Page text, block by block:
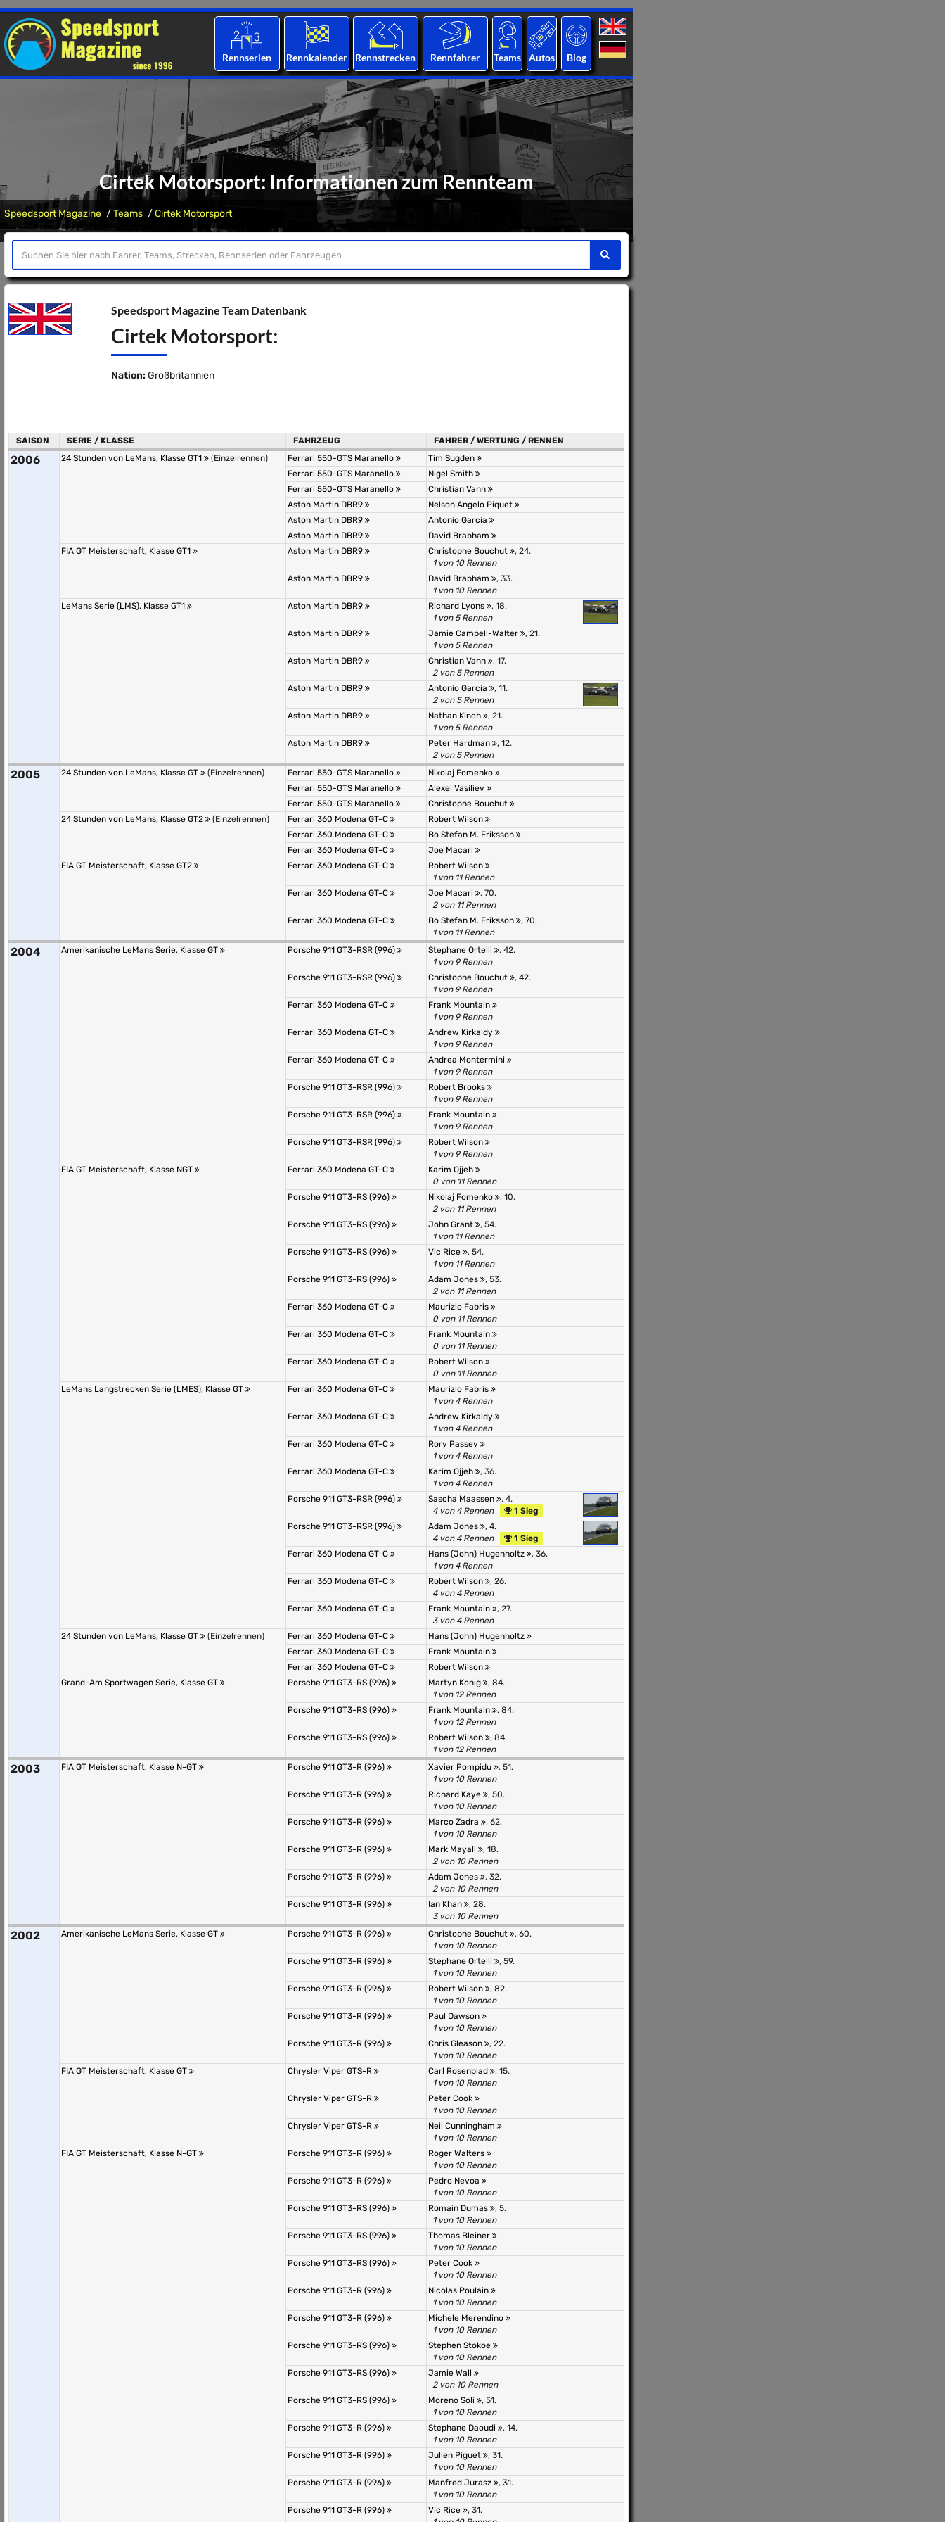
Rennserien Rennkalender Rennstrecken Rennfahrer Teams Autos Blog
Cirtek Motorsport: Informationen zum Rennteam
Speedsport Magazine Teams Cirtek Motorsport
Speedsport Magazine Team Datenbank
Cirtek Motorsport:
Nation: Großbritannien
SAISON SERIE / KLASSE FAHRZEUG FAHRER / WERTUNG / RENNEN
2006 24 Stunden von LeMans, Klasse GT1 (Einzelrennen) Ferrari 550-GTS Maranello
Tim Sugden
Ferrari 550-GTS Maranello
Nigel Smith
Ferrari 550-GTS Maranello
Christian Vann
Aston Martin DBR9
Nelson Angelo Piquet
Aston Martin DBR9
Antonio Garcia
Aston Martin DBR9
David Brabham
FIA GT Meisterschaft, Klasse GT1
Aston Martin DBR9 Christophe Bouchut
, 24.
1 von 10 Rennen
Aston Martin DBR9
David Brabham
, 33.
1 von 10 Rennen
LeMans Serie (LMS), Klasse GT1
Aston Martin DBR9 Richard Lyons
, 18.
1 von 5 Rennen
Aston Martin DBR9
Jamie Campell-Walter
, 21.
1 von 5 Rennen
Aston Martin DBR9
Christian Vann
, 17.
2 von 5 Rennen
Aston Martin DBR9
Antonio Garcia
, 11.
2 von 5 Rennen
Aston Martin DBR9
Nathan Kinch
, 21.
1 von 5 Rennen
Aston Martin DBR9
Peter Hardman
, 12.
2 von 5 Rennen
2005 24 Stunden von LeMans, Klasse GT (Einzelrennen) Ferrari 550-GTS Maranello
Nikolaj Fomenko
Ferrari 550-GTS Maranello
Alexei Vasiliev
Ferrari 550-GTS Maranello
Christophe Bouchut
24 Stunden von LeMans, Klasse GT2
(Einzelrennen) Ferrari 360 Modena GT-C
Robert Wilson
Ferrari 360 Modena GT-C
Bo Stefan M. Eriksson
Ferrari 360 Modena GT-C
Joe Macari
FIA GT Meisterschaft, Klasse GT2
Ferrari 360 Modena GT-C
Robert Wilson
1 von 11 Rennen
Ferrari 360 Modena GT-C
Joe Macari
, 70.
2 von 11 Rennen
Ferrari 360 Modena GT-C
Bo Stefan M. Eriksson
, 70.
1 von 11 Rennen
2004 Amerikanische LeMans Serie, Klasse GT Porsche 911 GT3-RSR (996) Stephane Ortelli
, 42.
1 von 9 Rennen
Porsche 911 GT3-RSR (996)
Christophe Bouchut
, 42.
1 von 9 Rennen
Ferrari 360 Modena GT-C
Frank Mountain
1 von 9 Rennen
Ferrari 360 Modena GT-C
Andrew Kirkaldy
1 von 9 Rennen
Ferrari 360 Modena GT-C
Andrea Montermini
1 von 9 Rennen
Porsche 911 GT3-RSR (996)
Robert Brooks
1 von 9 Rennen
Porsche 911 GT3-RSR (996)
Frank Mountain
1 von 9 Rennen
Porsche 911 GT3-RSR (996)
Robert Wilson
1 von 9 Rennen
FIA GT Meisterschaft, Klasse NGT
Ferrari 360 Modena GT-C
Karim Ojjeh
0 von 11 Rennen
Porsche 911 GT3-RS (996)
Nikolaj Fomenko
, 10.
2 von 11 Rennen
Porsche 911 GT3-RS (996)
John Grant
, 54.
1 von 11 Rennen
Porsche 911 GT3-RS (996)
Vic Rice
, 54.
1 von 11 Rennen
Porsche 911 GT3-RS (996)
Adam Jones
, 53.
2 von 11 Rennen
Ferrari 360 Modena GT-C
Maurizio Fabris
0 von 11 Rennen
Ferrari 360 Modena GT-C
Frank Mountain
0 von 11 Rennen
Ferrari 360 Modena GT-C
Robert Wilson
0 von 11 Rennen
LeMans Langstrecken Serie (LMES), Klasse GT
Ferrari 360 Modena GT-C
Maurizio Fabris
1 von 4 Rennen
Ferrari 360 Modena GT-C
Andrew Kirkaldy
1 von 4 Rennen
Ferrari 360 Modena GT-C
Rory Passey
1 von 4 Rennen
Ferrari 360 Modena GT-C
Karim Ojjeh
, 36.
1 von 4 Rennen
Porsche 911 GT3-RSR (996)
Sascha Maassen
, 4.
4 von 4 Rennen
1 Sieg
Porsche 911 GT3-RSR (996)
Adam Jones
, 4.
4 von 4 Rennen
1 Sieg
Ferrari 360 Modena GT-C
Hans (John) Hugenholtz
, 36.
1 von 4 Rennen
Ferrari 360 Modena GT-C
Robert Wilson
, 26.
4 von 4 Rennen
Ferrari 360 Modena GT-C
Frank Mountain
, 27.
3 von 4 Rennen
24 Stunden von LeMans, Klasse GT
(Einzelrennen) Ferrari 360 Modena GT-C
Hans (John) Hugenholtz
Ferrari 360 Modena GT-C
Frank Mountain
Ferrari 360 Modena GT-C
Robert Wilson
Grand-Am Sportwagen Serie, Klasse GT
Porsche 911 GT3-RS (996) Martyn Konig
, 84.
1 von 12 Rennen
Porsche 911 GT3-RS (996)
Frank Mountain
, 84.
1 von 12 Rennen
Porsche 911 GT3-RS (996)
Robert Wilson
, 84.
1 von 12 Rennen
2003 FIA GT Meisterschaft, Klasse N-GT Porsche 911 GT3-R (996) Xavier Pompidu
, 51.
1 von 10 Rennen
Porsche 911 GT3-R (996)
Richard Kaye
, 50.
1 von 10 Rennen
Porsche 911 GT3-R (996)
Marco Zadra
, 62.
1 von 10 Rennen
Porsche 911 GT3-R (996)
Mark Mayall
, 18.
2 von 10 Rennen
Porsche 911 GT3-R (996)
Adam Jones
, 32.
2 von 10 Rennen
Porsche 911 GT3-R (996)
Ian Khan
, 28.
3 von 10 Rennen
2002 Amerikanische LeMans Serie, Klasse GT Porsche 911 GT3-R (996) Christophe Bouchut
, 60.
1 von 10 Rennen
Porsche 911 GT3-R (996)
Stephane Ortelli
, 59.
1 von 10 Rennen
Porsche 911 GT3-R (996)
Robert Wilson
, 82.
1 von 10 Rennen
Porsche 911 GT3-R (996)
Paul Dawson
1 von 10 Rennen
Porsche 911 GT3-R (996)
Chris Gleason
, 22.
1 von 10 Rennen
FIA GT Meisterschaft, Klasse GT
Chrysler Viper GTS-R Carl Rosenblad
, 15.
1 von 10 Rennen
Chrysler Viper GTS-R
Peter Cook
1 von 10 Rennen
Chrysler Viper GTS-R
Neil Cunningham
1 von 10 Rennen
FIA GT Meisterschaft, Klasse N-GT
Porsche 911 GT3-R (996)
Roger Walters
1 von 10 Rennen
Porsche 911 GT3-R (996)
Pedro Nevoa
1 von 10 Rennen
Porsche 911 GT3-RS (996)
Romain Dumas
, 5.
1 von 10 Rennen
Porsche 911 GT3-RS (996)
Thomas Bleiner
1 von 10 Rennen
Porsche 911 GT3-RS (996)
Peter Cook
1 von 10 Rennen
Porsche 911 GT3-R (996)
Nicolas Poulain
1 von 10 Rennen
Porsche 911 GT3-R (996)
Michele Merendino
1 von 10 Rennen
Porsche 911 GT3-RS (996)
Stephen Stokoe
1 von 10 Rennen
Porsche 911 GT3-RS (996)
Jamie Wall
2 von 10 Rennen
Porsche 911 GT3-RS (996)
Moreno Soli
, 51.
1 von 10 Rennen
Porsche 911 GT3-R (996)
Stephane Daoudi
, 14.
1 von 10 Rennen
Porsche 911 GT3-R (996)
Julien Piguet
, 31.
1 von 10 Rennen
Porsche 911 GT3-R (996)
Manfred Jurasz
, 31.
1 von 10 Rennen
Porsche 911 GT3-R (996)
Vic Rice
, 31.